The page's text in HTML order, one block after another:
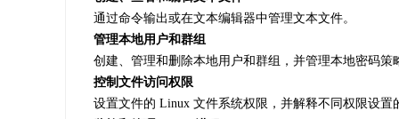
通过命令输出或在文本编辑器中管理文本文件。
管理本地用户和群组
创建、管理和删除本地用户和群组，并管理本地密码策
控制文件访问权限
设置文件的 Linux 文件系统权限，并解释不同权限设置